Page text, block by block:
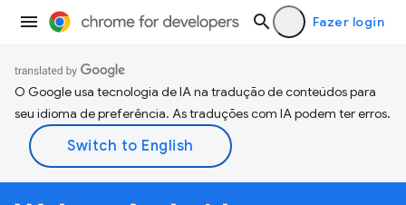
Fazer login
O Google usa tecnologia de IA na tradução de conteúdos para
seu idioma de preferência. As traduções com IA podem ter erros.